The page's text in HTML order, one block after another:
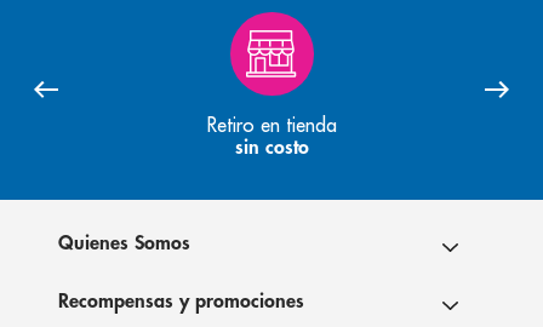
Retiro en tienda
sin costo
Quienes Somos
Recompensas y promociones